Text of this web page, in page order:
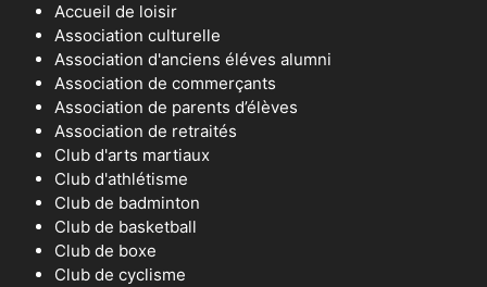
Accueil de loisir
Association culturelle
Association d'anciens éléves alumni
Association de commerçants
Association de parents d’élèves
Association de retraités
Club d'arts martiaux
Club d'athlétisme
Club de badminton
Club de basketball
Club de boxe
Club de cyclisme